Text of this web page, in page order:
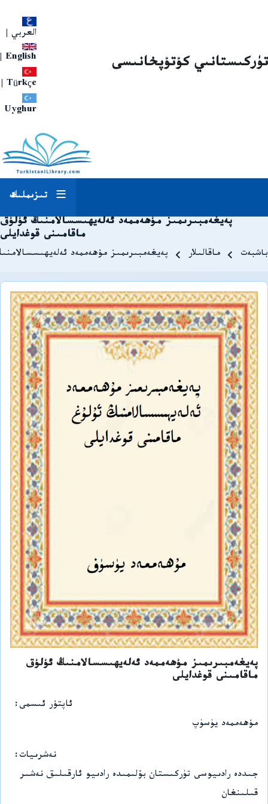
العربي |
English
|
Türkçe
|
Uyghur
تۈركىستانىي كۇتۇپخانىسى
تىزىملىك
پەيغەمبىرىمىز مۇھەممەد ئەلەيھىسسالامنىڭ ئۇلۇق
ماقامىنى قوغدايلى
Breadcrumb
باشبەت ماقالىلار پەيغەمبىرىمىز مۇھەممەد
پەيغەمبىرىمىز مۇھەممەد ئەلەيھىسسالامنىڭ ئۇلۇق
ماقامىنى قوغدايلى
ئاپتۇر ئىسمى
مۇھەممەد يۈسۈپ
نەشرىيات
جىددە رادىيوسى تۈركىستان بۆلىمىدە رادىيو ئارقىلىق نەشىر
قىلىنغان